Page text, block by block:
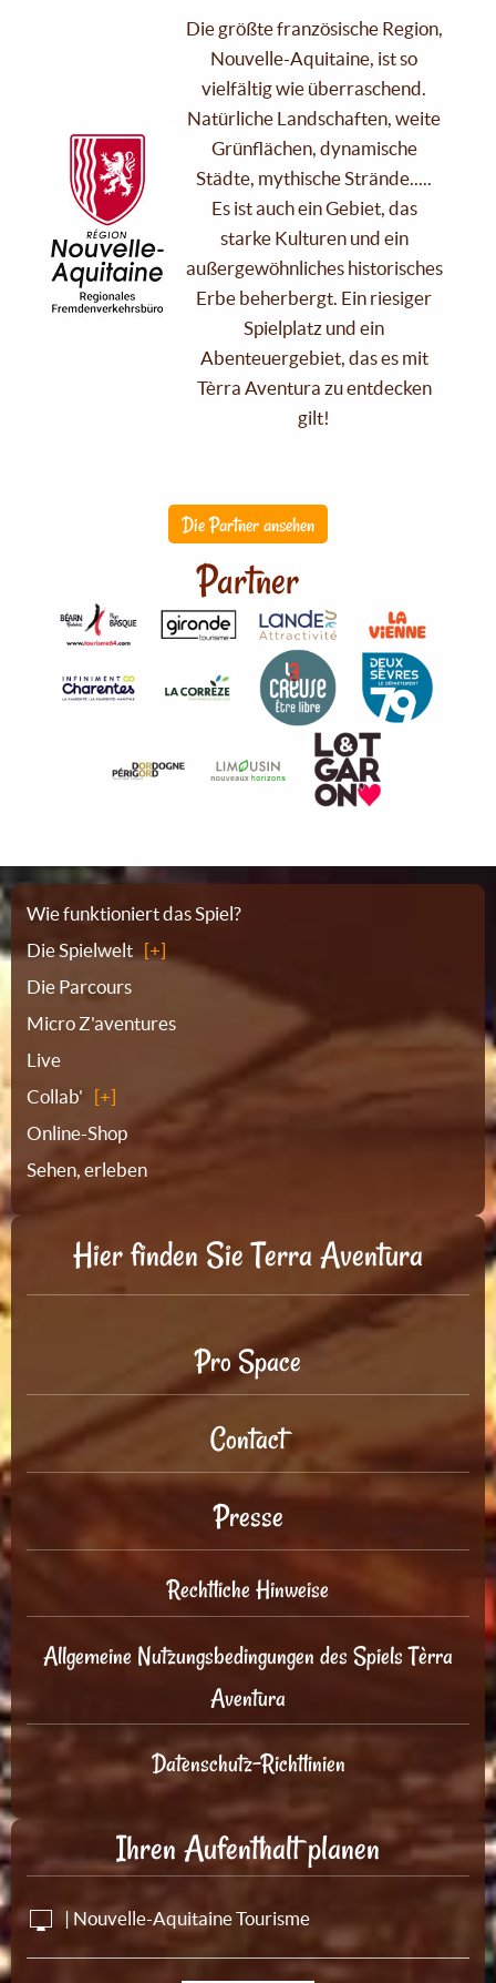
Die größte französische Region,
Nouvelle-Aquitaine, ist so
vielfältig wie überraschend.
Natürliche Landschaften, weite
Grünflächen, dynamische
Städte, mythische Strände.....
Es ist auch ein Gebiet, das
starke Kulturen und ein
außergewöhnliches historisches
Erbe beherbergt. Ein riesiger
Spielplatz und ein
Abenteuergebiet, das es mit
Tèrra Aventura zu entdecken
gilt!
Die Partner ansehen
Partner
Sitemap
Wie funktioniert das Spiel?
Die Spielwelt
Die Parcours
Micro Z'aventures
Live
Collab'
Online-Shop
Sehen, erleben
Hier finden Sie Terra Aventura
Pro Space
Contact
Presse
Rechtliche Hinweise
Allgemeine Nutzungsbedingungen des Spiels Tèrra
Aventura
Datenschutz-Richtlinien
Ihren Aufenthalt planen
| Nouvelle-Aquitaine Tourisme